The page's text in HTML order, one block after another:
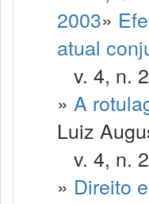
2003»
atual
v. 4, n.
» A
Luiz
v. 4, n.
» Direito